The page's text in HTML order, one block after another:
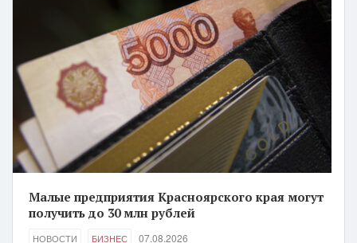
Малые предприятия Красноярского края могут
получить до 30 млн рублей
НОВОСТИ БИЗНЕС 07.08.2026